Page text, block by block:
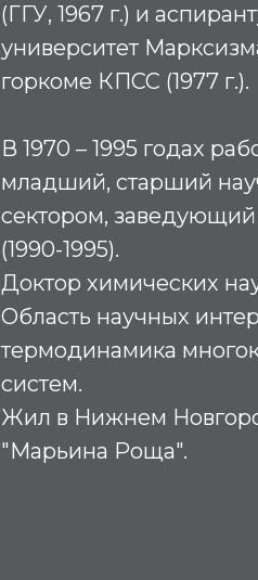
(ГГУ, 1967 г.) и
университет
горкоме КПСС (1977 г.).
В 1970 – 1995 годах
младший, старший
сектором,
(1990-1995).
Доктор химических
Область научных
термодинамика
систем.
Жил в Нижнем
"Марьина Роща".